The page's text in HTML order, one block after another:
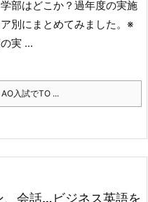
部はどこか？ 過年度の実施
別にまとめてみました。 ※
実 ...
入試でTO ...
会話…ビジネス英語を